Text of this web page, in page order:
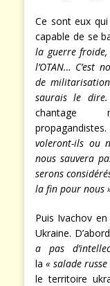
Ce sont eux qui
capable de se
la guerre
l’OTAN… C’est
de
saurais le
chantage
voleront-ils ou
nous sauvera
serons
la fin pour nous
Puis Ivachov
Ukraine.
a pas
la « salade russe
le territoire